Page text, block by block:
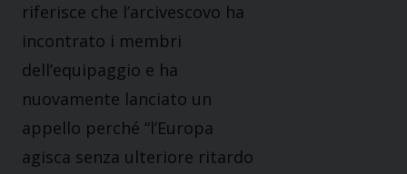
riferisce che l’arcivescovo ha
incontrato i membri
dell’equipaggio e ha
nuovamente lanciato un
appello perché “l’Europa
agisca senza ulteriore ritardo